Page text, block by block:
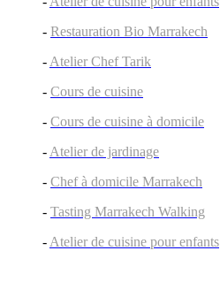
- Restauration Bio Marrakech
- Atelier Chef Tarik
- Cours de cuisine
- Cours de cuisine à domicile
- Atelier de jardinage
- Chef à domicile Marrakech
- Tasting Marrakech Walking
- Atelier de cuisine pour enfants